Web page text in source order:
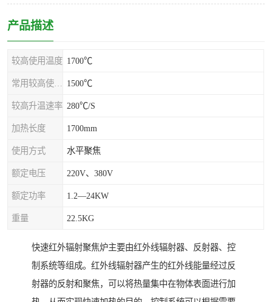
产品描述
较高使用温度 1700℃
1500℃
较高升温速率 280℃/S
加热长度 1700mm
使用方式 水平聚焦
额定电压 220V、380V
额定功率 1.2—24KW
重量 22.5KG
快速红外辐射聚焦炉主要由红外线辐射器、反射器、控
制系统等组成。红外线辐射器产生的红外线能量经过反
射器的反射和聚焦，可以将热量集中在物体表面进行加